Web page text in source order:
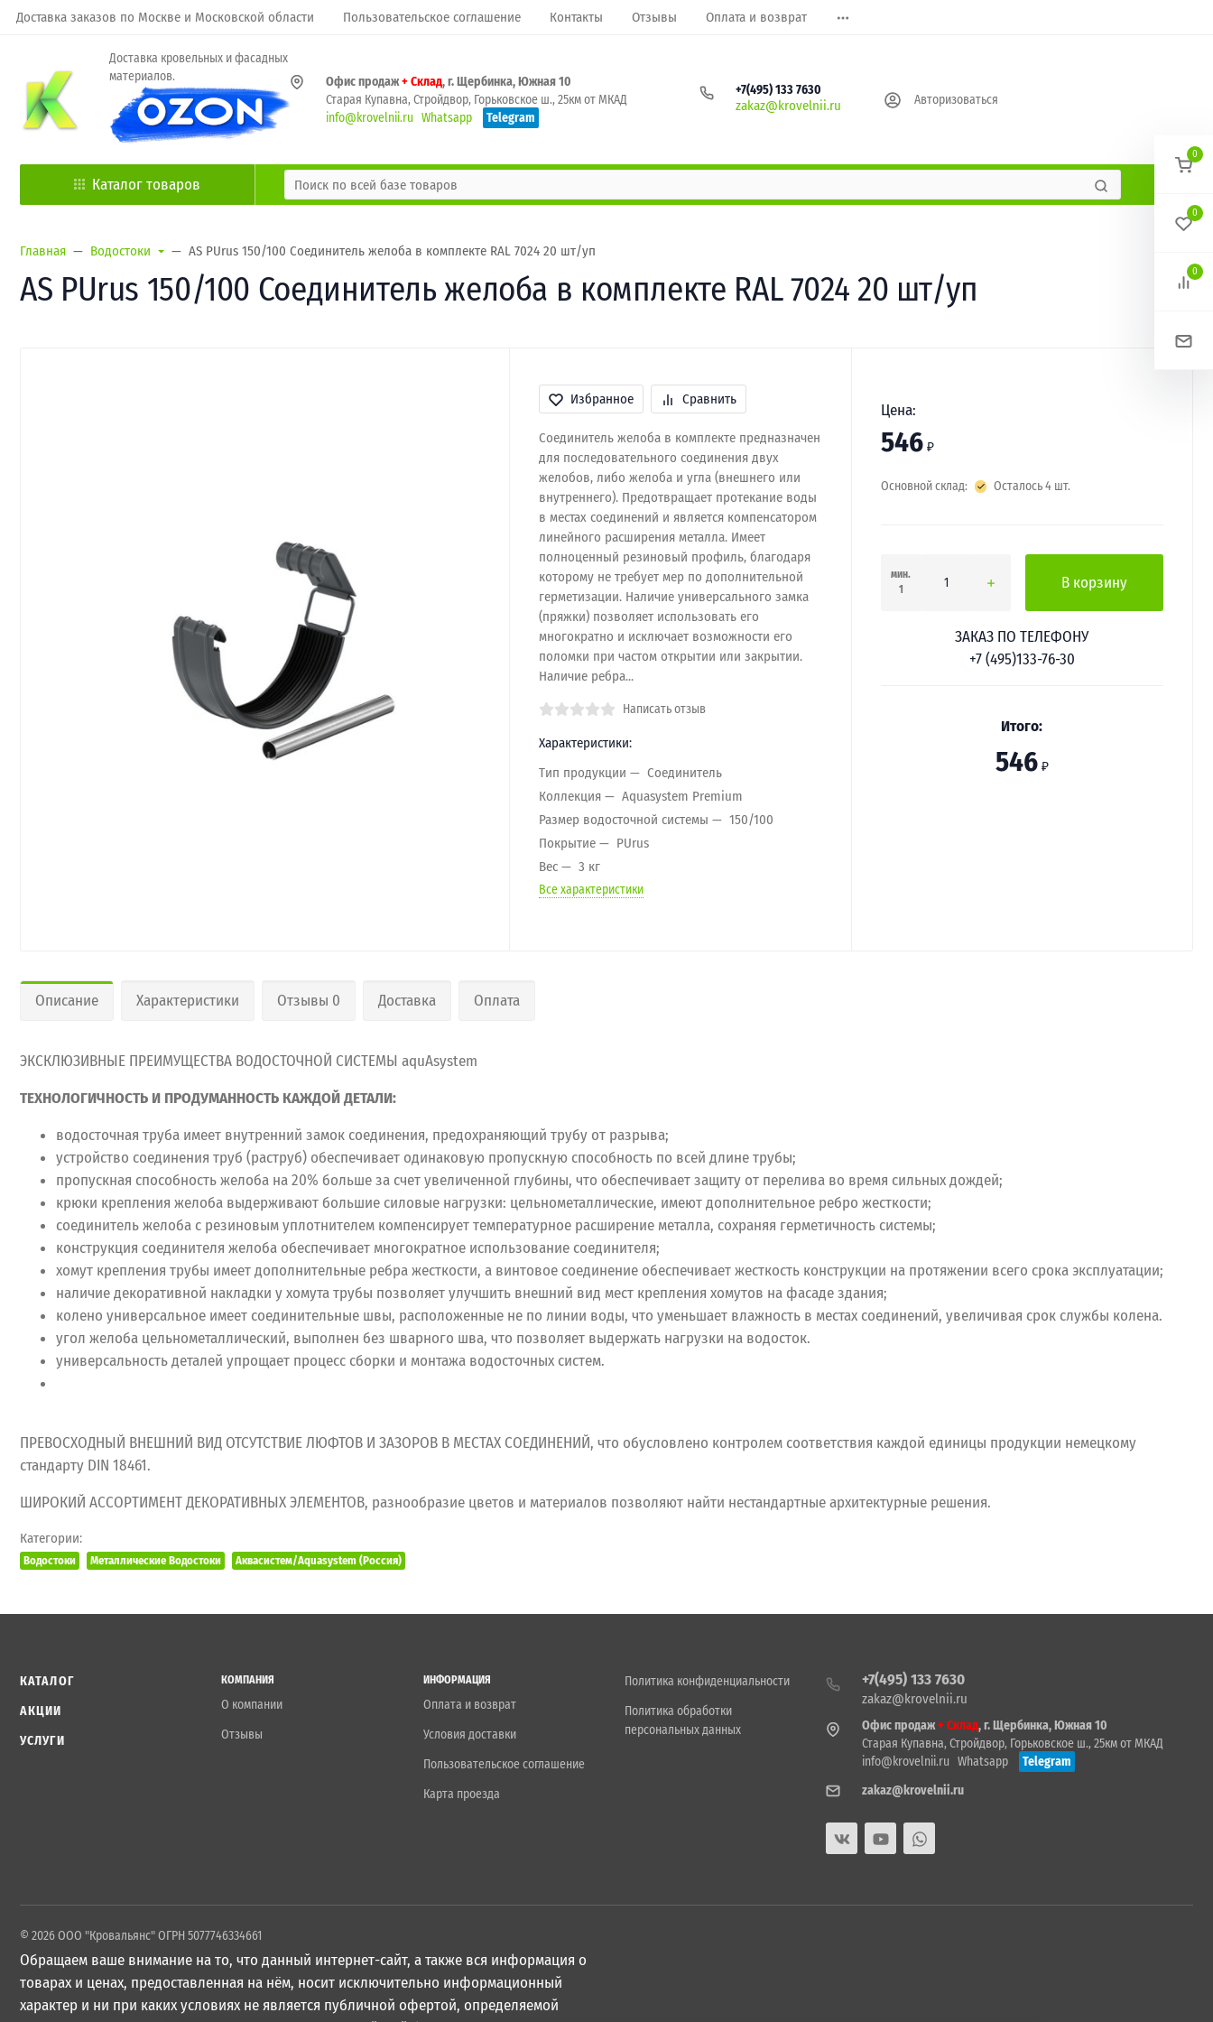
Доставка заказов по Москве и Московской области Пользовательское соглашение Контакты Отзывы Оплата и возврат
Доставка кровельных и фасадных
материалов.
Офис продаж+ Склад, г. Щербинка, Южная 10
Старая Купавна, Стройдвор, Горьковское ш., 25км от МКАД
info@krovelnii.ru Whatsapp Telegram
+7(495) 133 7630
zakaz@krovelnii.ru Авторизоваться
Каталог товаров
Главная Водостоки AS PUrus 150/100 Соединитель желоба в комплекте RAL 7024 20 шт/уп
AS PUrus 150/100 Соединитель желоба в комплекте RAL 7024 20 шт/уп
Избранное Сравнить
Соединитель желоба в комплекте предназначен
для последовательного соединения двух
желобов, либо желоба и угла (внешнего или
внутреннего). Предотвращает протекание воды
в местах соединений и является компенсатором
линейного расширения металла. Имеет
полноценный резиновый профиль, благодаря
которому не требует мер по дополнительной
герметизации. Наличие универсального замка
(пряжки) позволяет использовать его
многократно и исключает возможности его
поломки при частом открытии или закрытии.
Наличие ребра...
Написать отзыв
Характеристики:
Тип продукции
Соединитель
Коллекция
Aquasystem Premium
Размер водосточной системы
150/100
Покрытие
PUrus
Вес
3 кг
Все характеристики
Цена:
546 ₽
Основной склад: Осталось 4 шт.
мин.
1
В корзину
ЗАКАЗ ПО ТЕЛЕФОНУ
+7 (495)133-76-30
Итого:
546 ₽
Описание Характеристики Отзывы 0 Доставка Оплата
ЭКСКЛЮЗИВНЫЕ ПРЕИМУЩЕСТВА ВОДОСТОЧНОЙ СИСТЕМЫ aquAsystem
ТЕХНОЛОГИЧНОСТЬ И ПРОДУМАННОСТЬ КАЖДОЙ ДЕТАЛИ:
водосточная труба имеет внутренний замок соединения, предохраняющий трубу от разрыва;
устройство соединения труб (раструб) обеспечивает одинаковую пропускную способность по всей длине трубы;
пропускная способность желоба на 20% больше за счет увеличенной глубины, что обеспечивает защиту от перелива во время сильных дождей;
крюки крепления желоба выдерживают большие силовые нагрузки: цельнометаллические, имеют дополнительное ребро жесткости;
соединитель желоба с резиновым уплотнителем компенсирует температурное расширение металла, сохраняя герметичность системы;
конструкция соединителя желоба обеспечивает многократное использование соединителя;
хомут крепления трубы имеет дополнительные ребра жесткости, а винтовое соединение обеспечивает жесткость конструкции на протяжении всего срока эксплуатации;
наличие декоративной накладки у хомута трубы позволяет улучшить внешний вид мест крепления хомутов на фасаде здания;
колено универсальное имеет соединительные швы, расположенные не по линии воды, что уменьшает влажность в местах соединений, увеличивая срок службы колена.
угол желоба цельнометаллический, выполнен без шварного шва, что позволяет выдержать нагрузки на водосток.
универсальность деталей упрощает процесс сборки и монтажа водосточных систем.
ПРЕВОСХОДНЫЙ ВНЕШНИЙ ВИД ОТСУТСТВИЕ ЛЮФТОВ И ЗАЗОРОВ В МЕСТАХ СОЕДИНЕНИЙ, что обусловлено контролем соответствия каждой единицы продукции немецкому
стандарту DIN 18461.
ШИРОКИЙ АССОРТИМЕНТ ДЕКОРАТИВНЫХ ЭЛЕМЕНТОВ, разнообразие цветов и материалов позволяют найти нестандартные архитектурные решения.
Категории:
Водостоки Металлические Водостоки Аквасистем/Aquasystem (Россия)
КАТАЛОГ
АКЦИИ
УСЛУГИ
КОМПАНИЯ
О компании
Отзывы
ИНФОРМАЦИЯ
Оплата и возврат
Условия доставки
Пользовательское соглашение
Карта проезда
Политика конфиденциальности
Политика обработки
персональных данных
+7(495) 133 7630
zakaz@krovelnii.ru
Офис продаж+ Склад, г. Щербинка, Южная 10
Старая Купавна, Стройдвор, Горьковское ш., 25км от МКАД
info@krovelnii.ru
Whatsapp
Telegram
zakaz@krovelnii.ru
© 2026 ООО "Кровальянс" ОГРН 5077746334661
Обращаем ваше внимание на то, что данный интернет-сайт, а также вся информация о
товарах и ценах, предоставленная на нём, носит исключительно информационный
характер и ни при каких условиях не является публичной офертой, определяемой
0
0
0